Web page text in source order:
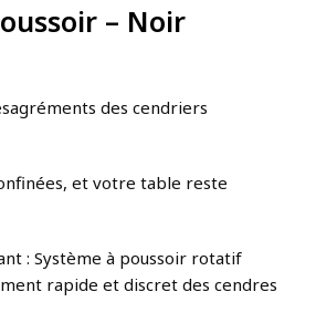
– Noir
des cendriers
et votre table reste
: Système à poussoir rotatif
rapide et discret des cendres